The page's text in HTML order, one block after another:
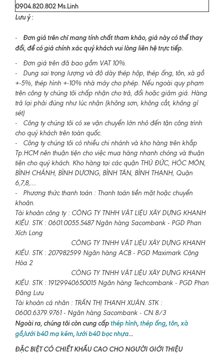
0904.820.802 Ms.Linh
Lưu ý :
- Đơn giá trên chỉ mang tính chất tham khảo, giá này có thể thay
đổi, để có giá chính xác quý khách vui lòng liên hệ trực tiếp.
- Đơn giá trên đã bao gồm VAT 10%.
- Dung sai trọng lượng và độ dày thép hộp, thép ống, tôn, xà gồ
+-5%, thép hình +-10% nhà máy cho phép. Nếu ngoài quy phạm
trên công ty chúng tôi chấp nhận cho trả, đổi hoặc giảm giá. Hàng
trả lại phải đúng như lúc nhận (không sơn, không cắt, không gỉ
sét)
- Công ty chúng tôi có xe vận chuyển lớn nhỏ đến tận công trình
cho quý khách trên toàn quốc.
- Công ty chúng tôi có nhiều chi nhánh và kho hàng trên khắp
Tp.HCM nên thuận tiện cho việc mua hàng nhanh chóng và thuận
tiện cho quý khách. Kho hàng tại các quận THỦ ĐỨC, HÓC MÔN,
BÌNH CHÁNH, BÌNH DƯƠNG, BÌNH TÂN, BÌNH THẠNH, Quận
6,7,8,....
- Phương thức thanh toán : Thanh toán tiền mặt hoặc chuyển
khoản.
Tài khoản công ty : CÔNG TY TNHH VẬT LIỆU XÂY DỰNG KHANH
KIỀU. STK : 0601.0055.5487 Ngân hàng Sacombank - PGD Phan
Xích Long
CÔNG TY TNHH VẬT LIỆU XÂY DỰNG KHANH
KIỀU. STK : 207982599 Ngân hàng ACB - PGD Maximark Cộng
Hòa 2
CÔNG TY TNHH VẬT LIỆU XÂY DỰNG KHANH
KIỀU. STK : 19129940650015 Ngân hàng Techcombank - PGD Phan
Đăng Lưu
Tài khoản cá nhân : TRẦN THỊ THANH XUÂN. STK :
0600.6379.9761 - Ngân hàng Sacombank - CN 8/3
Ngoài ra, chúng tôi còn cung cấp thép hình, thép ống, tôn, xà
gồ,lưới b40 mạ kẽm, lưới b40 bọc nhựa...
ĐẶC BIỆT CÓ CHIẾT KHẤU CAO CHO NGƯỜI GIỚI THIỆU